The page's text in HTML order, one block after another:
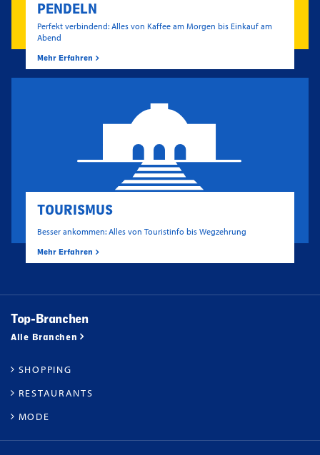
PENDELN
Perfekt verbindend: Alles von Kaffee am Morgen bis Einkauf am
Abend
Mehr Erfahren
TOURISMUS
Besser ankommen: Alles von Touristinfo bis Wegzehrung
Mehr Erfahren
Top-Branchen
Alle Branchen
SHOPPING
RESTAURANTS
MODE